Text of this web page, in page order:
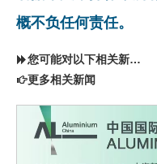
概不负任何责任。
您可能对以下相关新闻同样感兴趣
更多相关新闻